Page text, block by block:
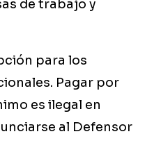
de trabajo y
para los
Pagar por
es ilegal en
al Defensor